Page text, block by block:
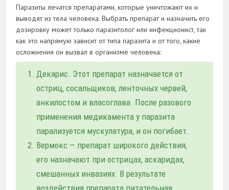
Паразиты лечатся препаратами, которые уничтожают их и
выводят из тела человека. Выбрать препарат и назначить его
дозировку может только паразитолог или инфекционист, так
как это напрямую зависит от типа паразита и от того, какие
осложнения он вызвал в организме человека:
Декарис. Этот препарат назначается от
остриц, сосальщиков, ленточных червей,
анкилостом и власоглава. После разового
применения медикамента у паразита
парализуется мускулатура, и он погибает.
Вермокс — препарат широкого действия,
его назначают при острицах, аскаридах,
смешанных инвазиях. В результате
воздействия препарата питательная